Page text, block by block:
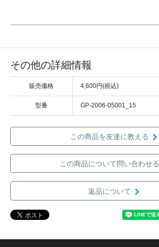
その他の詳細情報
販売価格 4,600円(税込)
型番 GP-2006-05001_15
この商品を友達に教える
この商品について問い合わせる
返品について